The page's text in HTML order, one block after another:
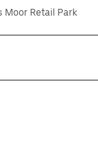
Moor Retail Park